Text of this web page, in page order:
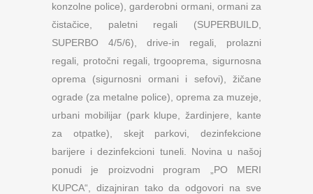
konzolne police), garderobni ormani, ormani za
čistačice, paletni regali (SUPERBUILD,
SUPERBO 4/5/6), drive-in regali, prolazni
regali, protočni regali, trgooprema, sigurnosna
oprema (sigurnosni ormani i sefovi), žičane
ograde (za metalne police), oprema za muzeje,
urbani mobilijar (park klupe, žardinjere, kante
za otpatke), skejt parkovi, dezinfekcione
barijere i dezinfekcioni tuneli. Novina u našoj
ponudi je proizvodni program „PO MERI
KUPCA“, dizajniran tako da odgovori na sve